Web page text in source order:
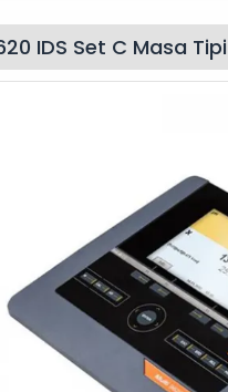
IDS Set C Masa